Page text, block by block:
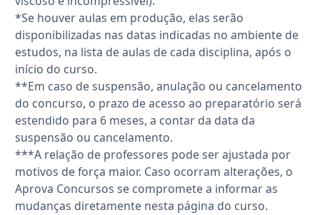
*Se houver aulas em produção, elas serão
disponibilizadas nas datas indicadas no ambiente de
estudos, na lista de aulas de cada disciplina, após o
início do curso.
**Em caso de suspensão, anulação ou cancelamento
do concurso, o prazo de acesso ao preparatório será
estendido para 6 meses, a contar da data da
suspensão ou cancelamento.
***A relação de professores pode ser ajustada por
motivos de força maior. Caso ocorram alterações, o
Aprova Concursos se compromete a informar as
mudanças diretamente nesta página do curso.